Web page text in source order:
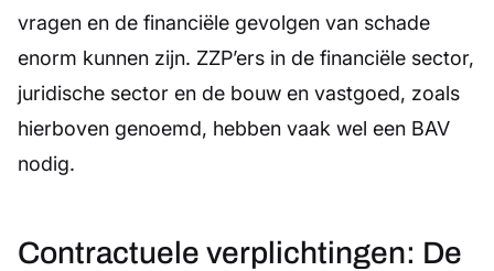
vragen en de financiële gevolgen van schade
enorm kunnen zijn. ZZP’ers in de financiële sector,
juridische sector en de bouw en vastgoed, zoals
hierboven genoemd, hebben vaak wel een BAV
nodig.
Contractuele verplichtingen: De